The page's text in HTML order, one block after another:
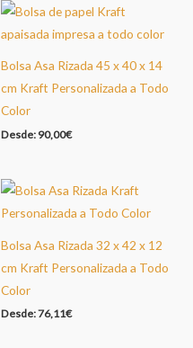
Bolsa Asa Rizada 45 x 40 x 14
cm Kraft Personalizada a Todo
Color
Desde: 90,00€
Bolsa Asa Rizada 32 x 42 x 12
cm Kraft Personalizada a Todo
Color
Desde:76,11€